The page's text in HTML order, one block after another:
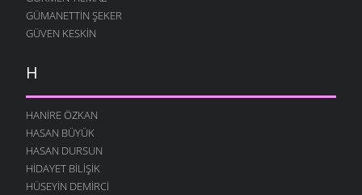
GÜMANETTIN ŞEKER
GÜVEN KESKIN
H
HANIRE ÖZKAN
HASAN BÜYÜK
HASAN DURSUN
HIDAYET BILIŞIK
HÜSEYIN DEMIRCI